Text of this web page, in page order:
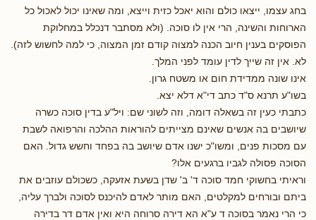
בחג עצמו, ייצאו כולם והוא יאכל כזית וייצא, ומה שאינו יכול לאכול כל
הארוחות והשינה, הרי אין לו סוכה. (ולא מסתבר דנכלל במחלוקת
הפוסקים בענין חיוב הכנה למצוה קודם זמן המצוה, כי למה לחשוש לזה).
לא. אין זה שייך לדין עומד לפני המלך.
אינו שונה ממדידת חום או משטח גרון.
בשו"ע תרנא ס"ד כתב די"א דלא יצא.
כתבתי כעין זה בשאלה דומה, וזה לשוני שם: ויל"ע בדין סוכה כשרה
שיושבים בה אנשים שאינם מצייתים להוראות ההלכה והרפואה לשבת
עם מסכות פנים, ומשו"כ ישנו אדם שיושב בה בפחד וחשש גדול. האם
הסוכה פסולה לגביו ברגעים אלו?
וראיתי בחשוקי חמד סוכה ד' ב' שדן בשעת אזעקה, כשכולם עוזבים את
ביתם ובורחים למקלטים, האם מותר לאדם להיכנס לסוכה ולברך עליה,
כי הרי נאמר בסוכה ד ע"א הא דירה סרוחה היא ואין אדם דר בדירה